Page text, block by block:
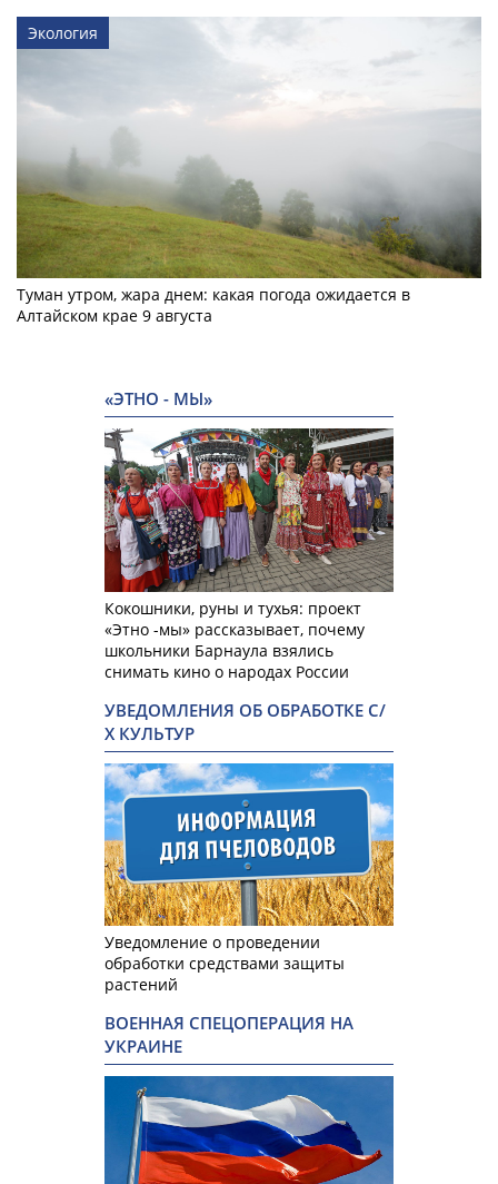
Экология
Туман утром, жара днем: какая погода ожидается в
Алтайском крае 9 августа
«ЭТНО - МЫ»
Кокошники, руны и тухья: проект
«Этно -мы» рассказывает, почему
школьники Барнаула взялись
снимать кино о народах России
УВЕДОМЛЕНИЯ ОБ ОБРАБОТКЕ С/
Х КУЛЬТУР
Уведомление о проведении
обработки средствами защиты
растений
ВОЕННАЯ СПЕЦОПЕРАЦИЯ НА
УКРАИНЕ